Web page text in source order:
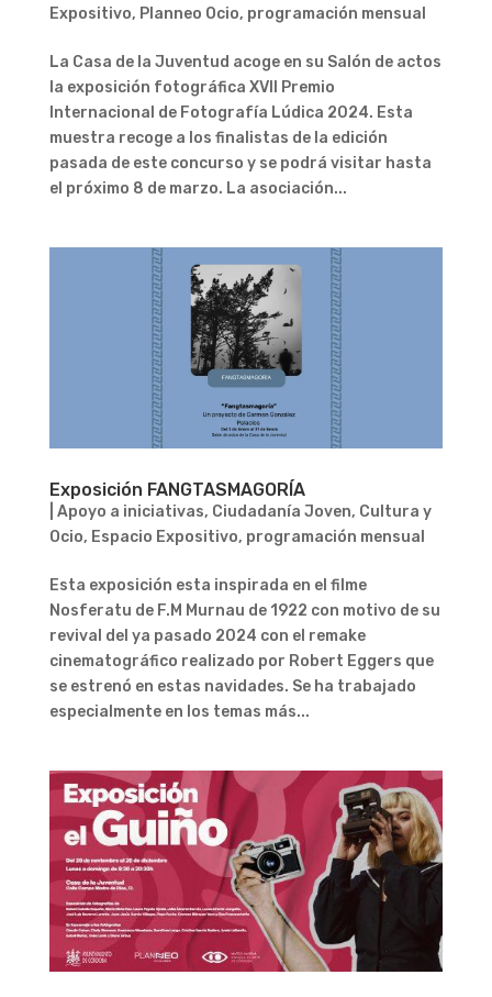
Expositivo, Planneo Ocio, programación mensual
La Casa de la Juventud acoge en su Salón de actos
la exposición fotográfica XVII Premio
Internacional de Fotografía Lúdica 2024. Esta
muestra recoge a los finalistas de la edición
pasada de este concurso y se podrá visitar hasta
el próximo 8 de marzo. La asociación...
Exposición FANGTASMAGORÍA
Apoyo a iniciativas, Ciudadanía Joven, Cultura y
Ocio, Espacio Expositivo, programación mensual
Esta exposición esta inspirada en el filme
Nosferatu de F.M Murnau de 1922 con motivo de su
revival del ya pasado 2024 con el remake
cinematográfico realizado por Robert Eggers que
se estrenó en estas navidades. Se ha trabajado
especialmente en los temas más...